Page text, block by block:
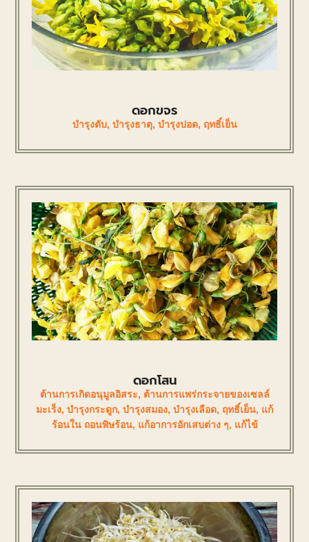
ดอกขจร
บำรุงตับ, บำรุงธาตุ, บำรุงปอด, ฤทธิ์เย็น
ดอกโสน
ต้านการเกิดอนุมูลอิสระ, ต้านการแพร่กระจายของเซลล์
มะเร็ง, บำรุงกระดูก, บำรุงสมอง, บำรุงเลือด, ฤทธิ์เย็น, แก้
ร้อนใน ถอนพิษร้อน, แก้อาการอักเสบต่าง ๆ, แก้ไข้